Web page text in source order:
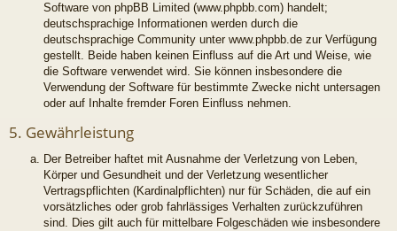
Software von phpBB Limited (www.phpbb.com) handelt;
deutschsprachige Informationen werden durch die
deutschsprachige Community unter www.phpbb.de zur Verfügung
gestellt. Beide haben keinen Einfluss auf die Art und Weise, wie
die Software verwendet wird. Sie können insbesondere die
Verwendung der Software für bestimmte Zwecke nicht untersagen
oder auf Inhalte fremder Foren Einfluss nehmen.
5. Gewährleistung
Der Betreiber haftet mit Ausnahme der Verletzung von Leben,
Körper und Gesundheit und der Verletzung wesentlicher
Vertragspflichten (Kardinalpflichten) nur für Schäden, die auf ein
vorsätzliches oder grob fahrlässiges Verhalten zurückzuführen
sind. Dies gilt auch für mittelbare Folgeschäden wie insbesondere